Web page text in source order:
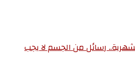
رسائل من الجسم لا يجب